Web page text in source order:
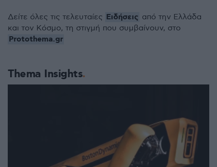
Thema Insights
Δείτε όλες τις τελευταίες Ειδήσεις από την Ελλάδα
και τον Κόσμο, τη στιγμή που συμβαίνουν, στο
Protothema.gr